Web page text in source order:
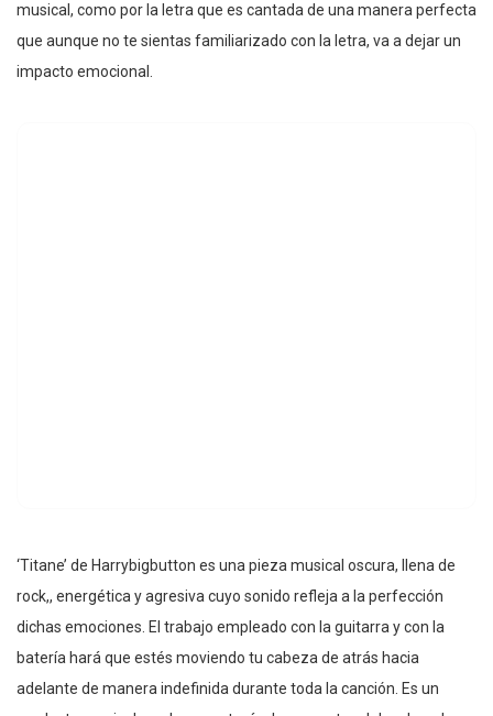
musical, como por la letra que es cantada de una manera perfecta
que aunque no te sientas familiarizado con la letra, va a dejar un
impacto emocional.
‘Titane’ de Harrybigbutton es una pieza musical oscura, llena de
rock,, energética y agresiva cuyo sonido refleja a la perfección
dichas emociones. El trabajo empleado con la guitarra y con la
batería hará que estés moviendo tu cabeza de atrás hacia
adelante de manera indefinida durante toda la canción. Es un